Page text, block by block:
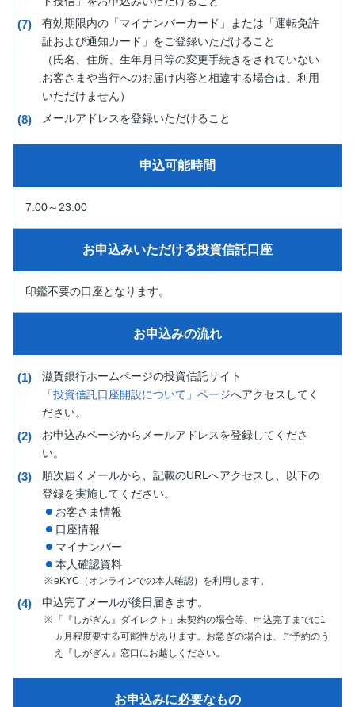
有効期限内の「マイナンバーカード」または「運転免許
証および通知カード」をご登録いただけること
（氏名、住所、生年月日等の変更手続きをされていない
お客さまや当行へのお届け内容と相違する場合は、利用
いただけません）
メールアドレスを登録いただけること
申込可能時間
7:00～23:00
お申込みいただける投資信託口座
印鑑不要の口座となります。
お申込みの流れ
滋賀銀行ホームページの投資信託サイト
「投資信託口座開設について」ページへアクセスしてく
ださい。
お申込みページからメールアドレスを登録してくださ
い。
順次届くメールから、記載のURLへアクセスし、以下の
登録を実施してください。
お客さま情報
口座情報
マイナンバー
本人確認資料
eKYC（オンラインでの本人確認）を利用します。
申込完了メールが後日届きます。
「『しがぎん』ダイレクト」未契約の場合等、申込完了までに1
ヵ月程度要する可能性があります。お急ぎの場合は、ご予約のう
え『しがぎん』窓口にお越しください。
お申込みに必要なもの